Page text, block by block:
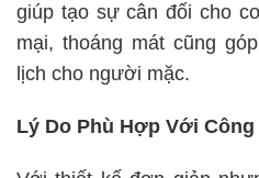
giúp tạo sự cân đối cho
mại, thoáng mát cũng
lịch cho người mặc.
Lý Do Phù Hợp Với